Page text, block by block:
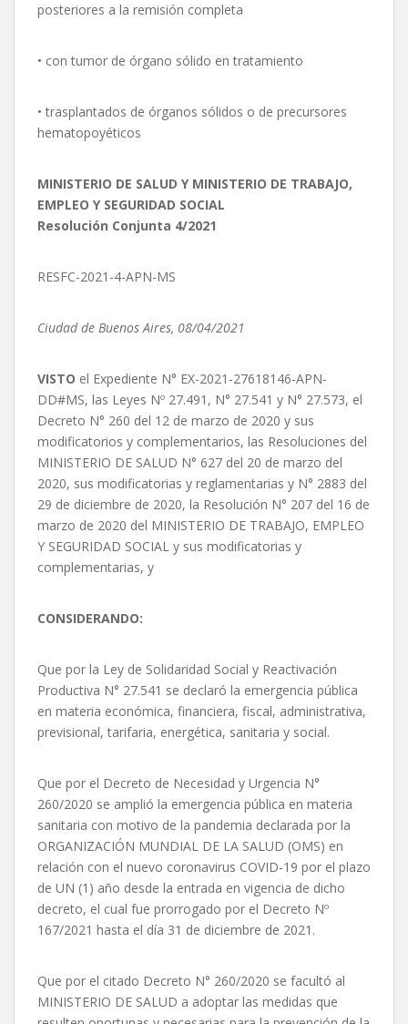
posteriores a la remisión completa
• con tumor de órgano sólido en tratamiento
• trasplantados de órganos sólidos o de precursores
hematopoyéticos
MINISTERIO DE SALUD Y MINISTERIO DE TRABAJO,
EMPLEO Y SEGURIDAD SOCIAL
Resolución Conjunta 4/2021
RESFC-2021-4-APN-MS
Ciudad de Buenos Aires, 08/04/2021
VISTO el Expediente N° EX-2021-27618146-APN-
DD#MS, las Leyes Nº 27.491, N° 27.541 y N° 27.573, el
Decreto N° 260 del 12 de marzo de 2020 y sus
modificatorios y complementarios, las Resoluciones del
MINISTERIO DE SALUD N° 627 del 20 de marzo del
2020, sus modificatorias y reglamentarias y N° 2883 del
29 de diciembre de 2020, la Resolución N° 207 del 16 de
marzo de 2020 del MINISTERIO DE TRABAJO, EMPLEO
Y SEGURIDAD SOCIAL y sus modificatorias y
complementarias, y
CONSIDERANDO:
Que por la Ley de Solidaridad Social y Reactivación
Productiva N° 27.541 se declaró la emergencia pública
en materia económica, financiera, fiscal, administrativa,
previsional, tarifaria, energética, sanitaria y social.
Que por el Decreto de Necesidad y Urgencia N°
260/2020 se amplió la emergencia pública en materia
sanitaria con motivo de la pandemia declarada por la
ORGANIZACIÓN MUNDIAL DE LA SALUD (OMS) en
relación con el nuevo coronavirus COVID-19 por el plazo
de UN (1) año desde la entrada en vigencia de dicho
decreto, el cual fue prorrogado por el Decreto Nº
167/2021 hasta el día 31 de diciembre de 2021.
Que por el citado Decreto N° 260/2020 se facultó al
MINISTERIO DE SALUD a adoptar las medidas que